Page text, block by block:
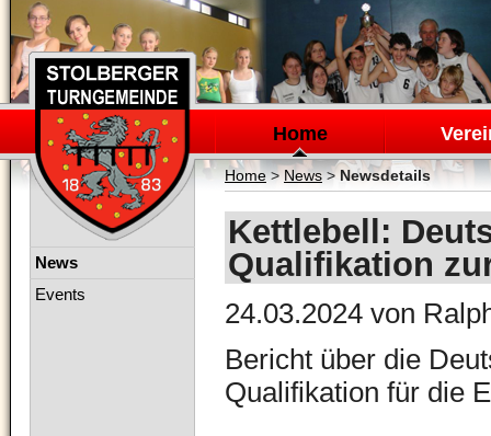
Navigation
überspringen
Home
Home> News>Newsdetails
Kettlebell:
Qualifikation
24.03.2024 von
Bericht über die
Qualifikation für die
Navigation
News
Events